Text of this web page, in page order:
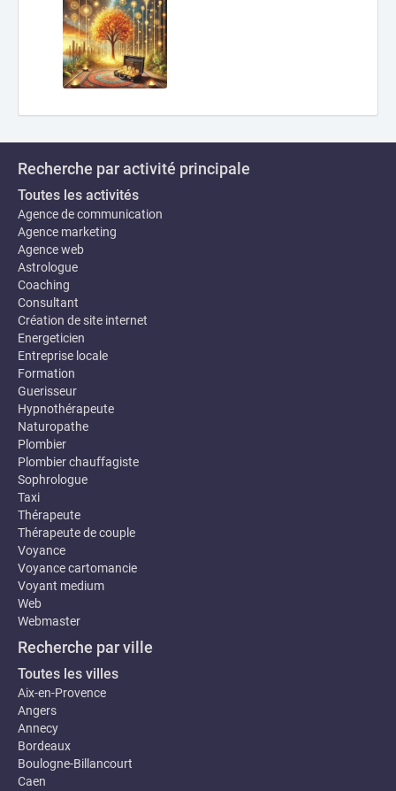
Recherche par activité principale
Toutes les activités
Agence de communication
Agence marketing
Agence web
Astrologue
Coaching
Consultant
Création de site internet
Energeticien
Entreprise locale
Formation
Guerisseur
Hypnothérapeute
Naturopathe
Plombier
Plombier chauffagiste
Sophrologue
Taxi
Thérapeute
Thérapeute de couple
Voyance
Voyance cartomancie
Voyant medium
Web
Webmaster
Recherche par ville
Toutes les villes
Aix-en-Provence
Angers
Annecy
Bordeaux
Boulogne-Billancourt
Caen